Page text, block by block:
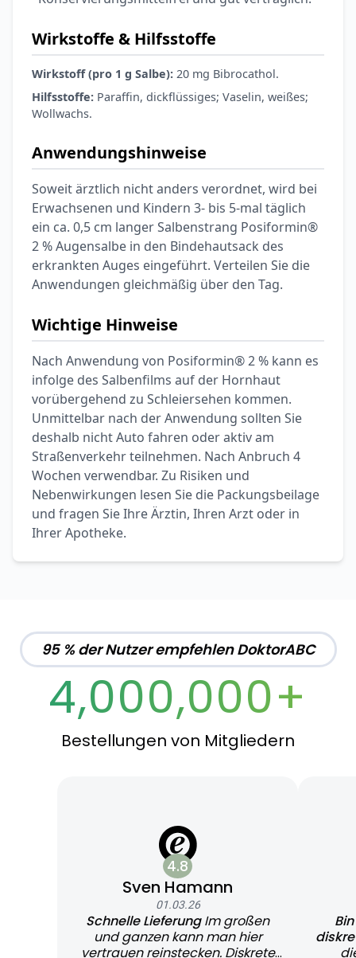
Wirkstoffe & Hilfsstoffe
Wirkstoff (pro 1 g Salbe): 20 mg Bibrocathol.
Hilfsstoffe: Paraffin, dickflüssiges; Vaselin, weißes;
Wollwachs.
Anwendungshinweise
Soweit ärztlich nicht anders verordnet, wird bei
Erwachsenen und Kindern 3- bis 5-mal täglich
ein ca. 0,5 cm langer Salbenstrang Posiformin®
2 % Augensalbe in den Bindehautsack des
erkrankten Auges eingeführt. Verteilen Sie die
Anwendungen gleichmäßig über den Tag.
Wichtige Hinweise
Nach Anwendung von Posiformin® 2 % kann es
infolge des Salbenfilms auf der Hornhaut
vorübergehend zu Schleiersehen kommen.
Unmittelbar nach der Anwendung sollten Sie
deshalb nicht Auto fahren oder aktiv am
Straßenverkehr teilnehmen. Nach Anbruch 4
Wochen verwendbar. Zu Risiken und
Nebenwirkungen lesen Sie die Packungsbeilage
und fragen Sie Ihre Ärztin, Ihren Arzt oder in
Ihrer Apotheke.
95 % der Nutzer empfehlen DoktorABC
4,000,000+
Bestellungen von Mitgliedern
4.8
Sven Hamann
01.03.26
Schnelle LieferungIm großen
und ganzen kann man hier
vertrauen reinstecken. Diskrete